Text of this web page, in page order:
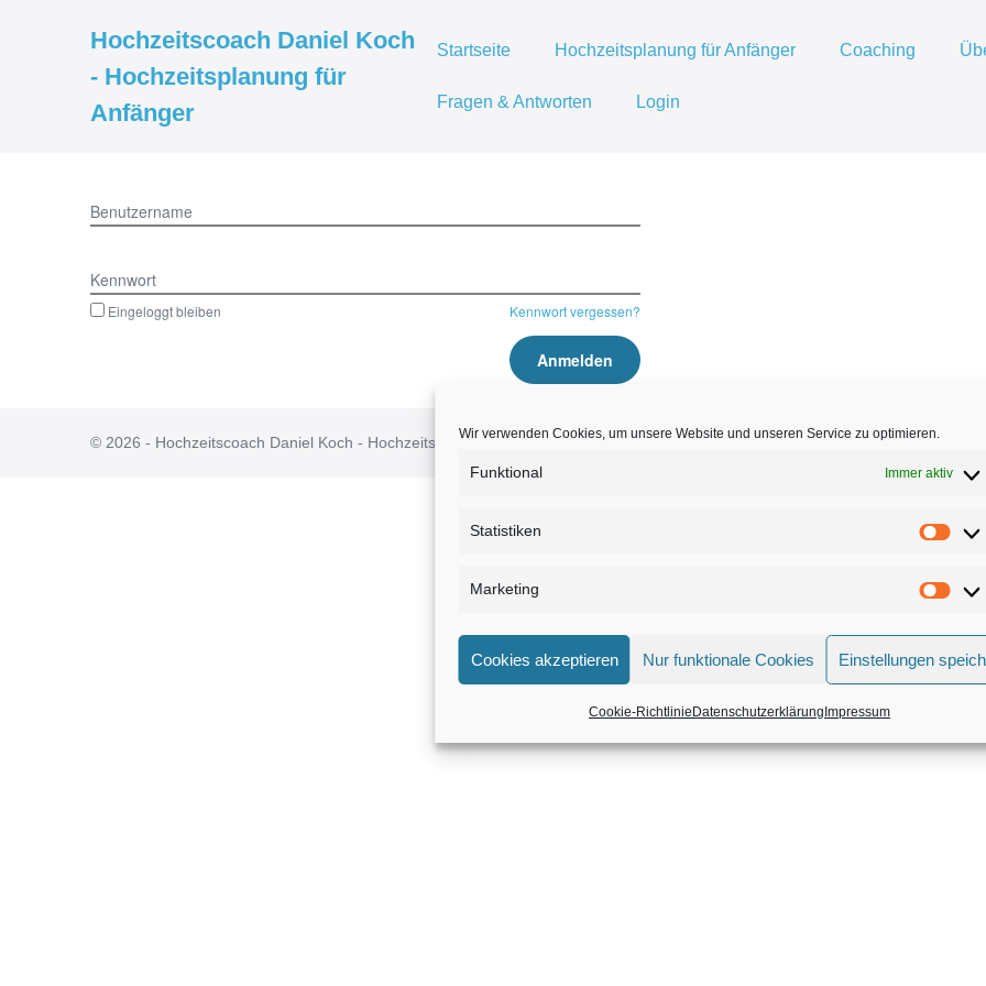
Wir verwenden Cookies, um unsere Website und unseren Service zu optimieren.
Funktional Immer aktiv
Statistiken
Marketing
Cookies akzeptieren Nur funktionale Cookies Einstellungen
Cookie-Richtlinie Datenschutzerklärung Impressum
Hochzeitscoach Daniel Koch
- Hochzeitsplanung für
Anfänger
Startseite Hochzeitsplanung für Anfänger Coaching
Fragen & Antworten Login
Benutzername
Kennwort
Eingeloggt bleiben Kennwort vergessen?
© 2026 - Hochzeitscoach Daniel Koch - Hochzeitsplanung für Anfänger | All rights reserved